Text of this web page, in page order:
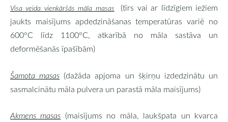
Visa veida vienkāršās māla masas
(tīrs vai ar līdzīgiem iežiem
jaukts maisījums apdedzināšanas temperatūras variē no
600°C līdz 1100°C, atkarībā no māla sastāva un
deformēšanās īpašībām)
Šamota masas (dažāda apjoma un šķirņu izdedzinātu un
sasmalcinātu māla pulvera un parastā māla maisījums)
Akmens masas (maisījums no māla, laukšpata un kvarca